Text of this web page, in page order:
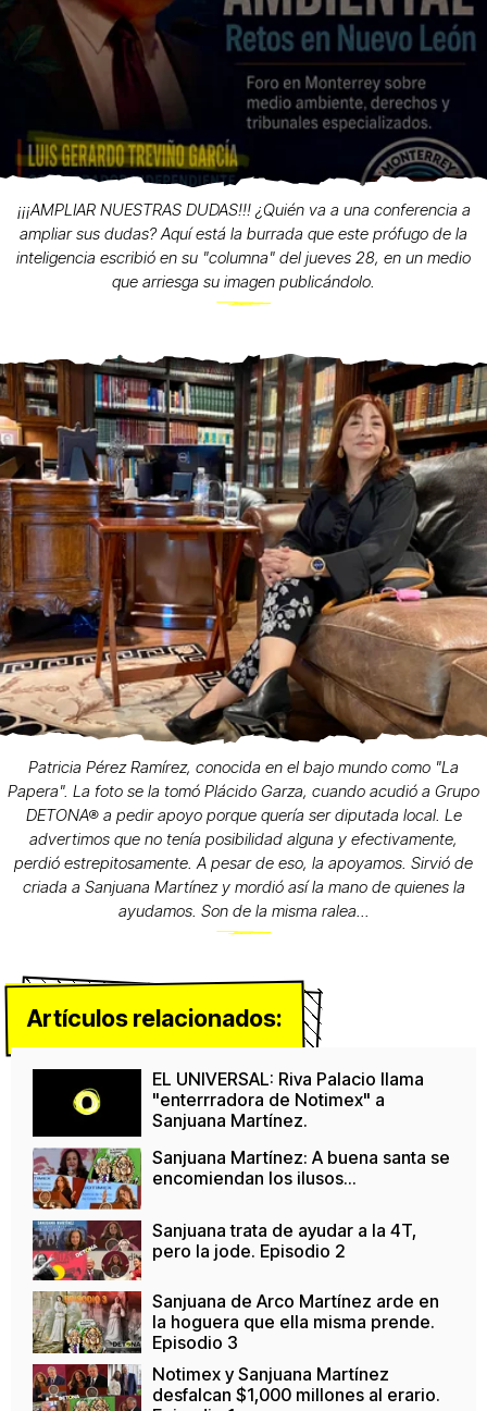
¡¡¡AMPLIAR NUESTRAS DUDAS!!! ¿Quién va a una conferencia a
ampliar sus dudas? Aquí está la burrada que este prófugo de la
inteligencia escribió en su "columna" del jueves 28, en un medio
que arriesga su imagen publicándolo.
Patricia Pérez Ramírez, conocida en el bajo mundo como "La
Papera". La foto se la tomó Plácido Garza, cuando acudió a Grupo
DETONA® a pedir apoyo porque quería ser diputada local. Le
advertimos que no tenía posibilidad alguna y efectivamente,
perdió estrepitosamente. A pesar de eso, la apoyamos. Sirvió de
criada a Sanjuana Martínez y mordió así la mano de quienes la
ayudamos. Son de la misma ralea...
Artículos relacionados:
EL UNIVERSAL: Riva Palacio llama
"enterrradora de Notimex" a
Sanjuana Martínez.
Sanjuana Martínez: A buena santa se
encomiendan los ilusos...
Sanjuana trata de ayudar a la 4T,
pero la jode. Episodio 2
Sanjuana de Arco Martínez arde en
la hoguera que ella misma prende.
Episodio 3
Notimex y Sanjuana Martínez
desfalcan $1,000 millones al erario.